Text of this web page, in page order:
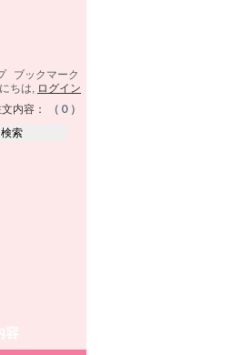
ブックマーク
ちは,
ログイン
内容： （０）